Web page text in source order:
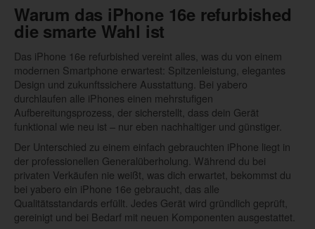
Warum das iPhone 16e refurbished
die smarte Wahl ist
Das iPhone 16e refurbished vereint alles, was du von einem
modernen Smartphone erwartest: Spitzenleistung, elegantes
Design und zukunftssichere Ausstattung. Bei yabero
durchlaufen alle iPhones einen mehrstufigen
Aufbereitungsprozess, der sicherstellt, dass dein Gerät
funktional wie neu ist – nur eben nachhaltiger und günstiger.
Der Unterschied zu einem einfach gebrauchten iPhone liegt in
der professionellen Generalüberholung. Während du bei
privaten Verkäufen nie weißt, was dich erwartet, bekommst du
bei yabero ein iPhone 16e gebraucht, das alle
Qualitätsstandards erfüllt. Jedes Gerät wird gründlich geprüft,
gereinigt und bei Bedarf mit neuen Komponenten ausgestattet.